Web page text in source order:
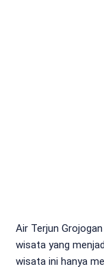
Air Terjun
wisata yang
wisata ini hanya